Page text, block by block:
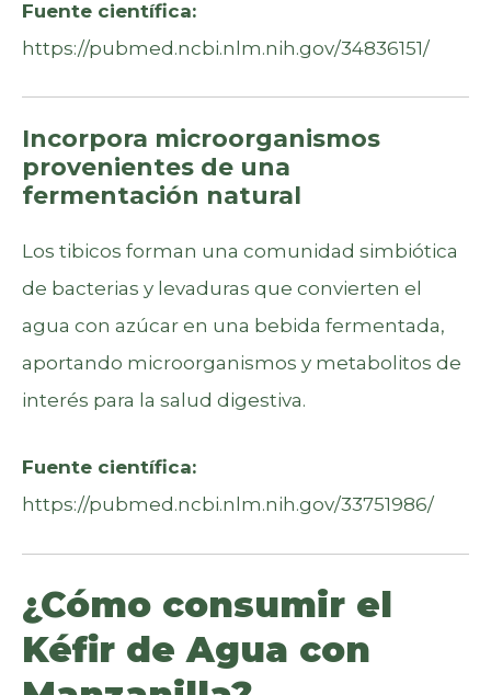
Fuente científica:
https://pubmed.ncbi.nlm.nih.gov/34836151/
Incorpora microorganismos
provenientes de una
fermentación natural
Los tibicos forman una comunidad simbiótica
de bacterias y levaduras que convierten el
agua con azúcar en una bebida fermentada,
aportando microorganismos y metabolitos de
interés para la salud digestiva.
Fuente científica:
https://pubmed.ncbi.nlm.nih.gov/33751986/
¿Cómo consumir el
Kéfir de Agua con